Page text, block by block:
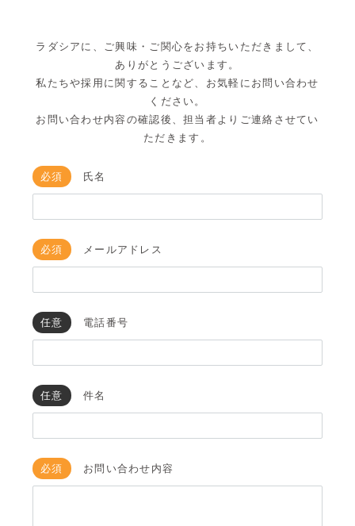
ラダシアに、ご興味・ご関心をお持ちいただきまして、
ありがとうございます。
私たちや採用に関することなど、お気軽にお問い合わせ
ください。
お問い合わせ内容の確認後、担当者よりご連絡させてい
ただきます。
必須 氏名
必須 メールアドレス
任意 電話番号
任意 件名
必須 お問い合わせ内容